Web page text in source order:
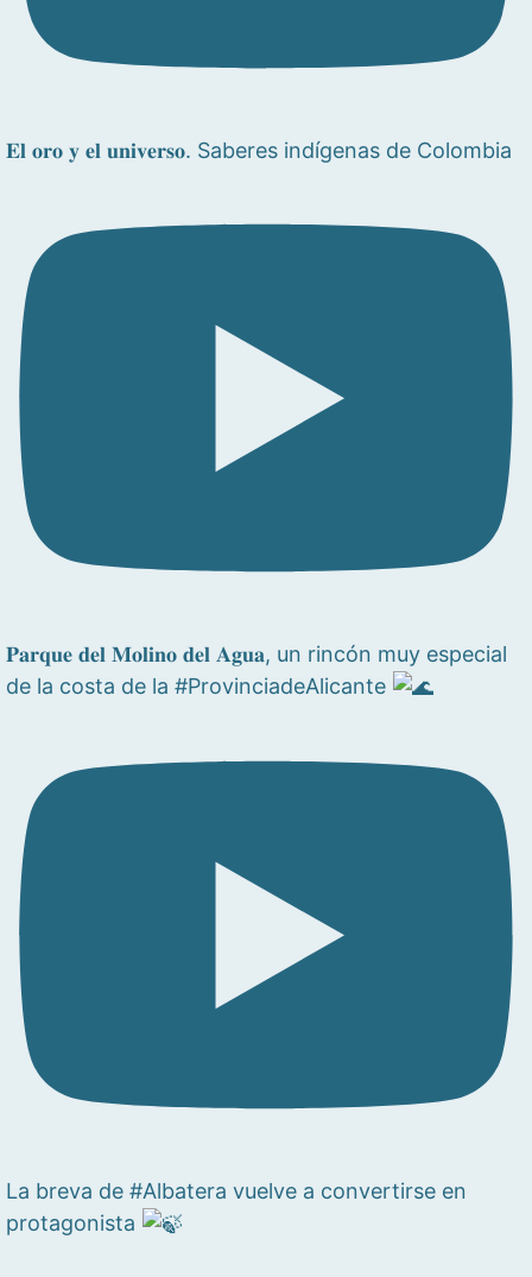
𝐄𝐥 𝐨𝐫𝐨 𝐲 𝐞𝐥 𝐮𝐧𝐢𝐯𝐞𝐫𝐬𝐨. Saberes indígenas de Colombia
𝐏𝐚𝐫𝐪𝐮𝐞 𝐝𝐞𝐥 𝐌𝐨𝐥𝐢𝐧𝐨 𝐝𝐞𝐥 𝐀𝐠𝐮𝐚, un rincón muy especial
de la costa de la #ProvinciadeAlicante
La breva de #Albatera vuelve a convertirse en
protagonista